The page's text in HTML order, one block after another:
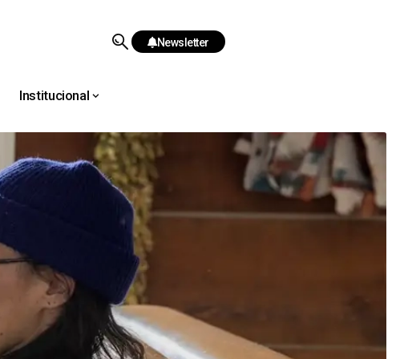
Newsletter
Institucional